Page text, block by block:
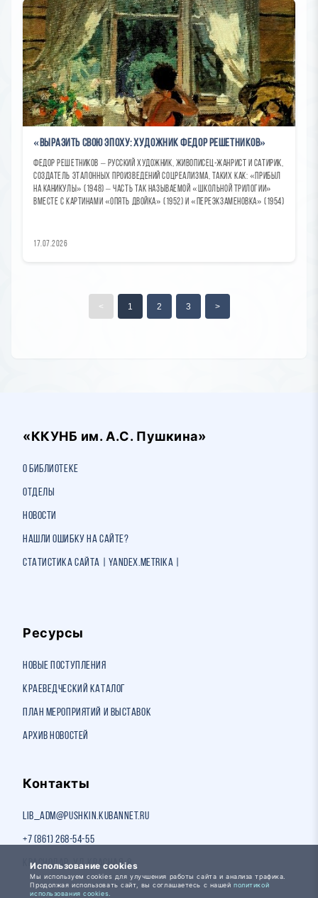
«Выразить свою эпоху: художник Федор Решетников»
Федор Решетников – русский художник, живописец-жанрист и сатирик,
создатель эталонных произведений соцреализма, таких как: «Прибыл
на каникулы» (1948) – часть так называемой «школьной трилогии»
вместе с картинами «Опять двойка» (1952) и «Переэкзаменовка» (1954)
17.07.2026
< 1 2 3 >
«ККУНБ им. А.С. Пушкина»
О библиотеке
Отделы
Новости
Нашли ошибку на сайте?
Статистика сайта | Yandex.Metrika |
Ресурсы
Новые поступления
Краеведческий каталог
План мероприятий и выставок
Архив новостей
Контакты
lib_adm@pushkin.kubannet.ru
+7 (861) 268-54-55
Краснодар, ул. Красная, 8
Использование cookies
Мы используем cookies для улучшения работы сайта и анализа трафика.
Продолжая использовать сайт, вы соглашаетесь с нашейполитикой
использования cookies.